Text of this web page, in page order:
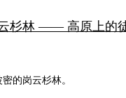
云杉林 —— 高原上的
的岗云杉林。